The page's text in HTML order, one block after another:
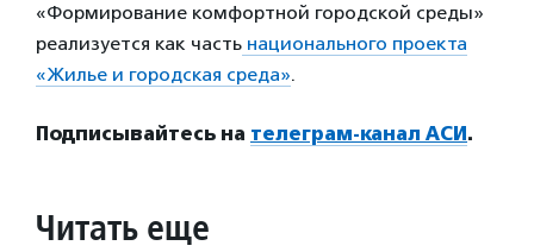
«Формирование комфортной городской среды»
реализуется как часть национального проекта
«Жилье и городская среда».
Подписывайтесь на телеграм-канал АСИ .
Читать еще